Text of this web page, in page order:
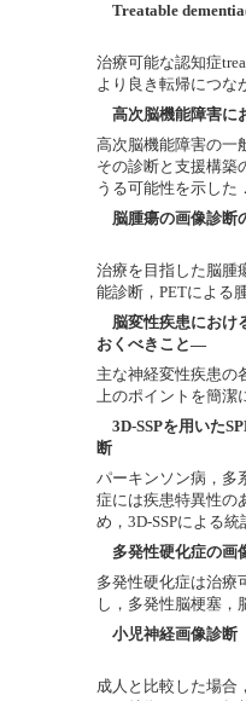
Treatable
治療可能な認知症
より良き転帰につな
高次脳機能障害に
高次脳機能障害の一
その診断と支援構築
うる可能性を示した
脳腫瘍の画像診断
治療を目指した脳腫
能診断，PETによる
脳変性疾患にお
おくべきこと―
主な神経変性疾患の
上のポイントを簡潔
3D-SSPを用いた
断
パーキンソン病，多
症には疾患特異性の
め，3D-SSPによる
多発性硬化症の
多発性硬化症は治療
し，多発性脳梗塞，
小児神経画像診断
成人と比較した場合